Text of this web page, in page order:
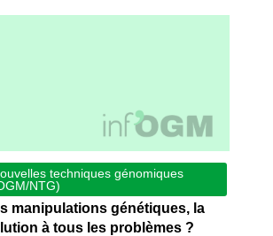
techniques génomiques
NTG)
manipulations génétiques, la
à tous les problèmes ?